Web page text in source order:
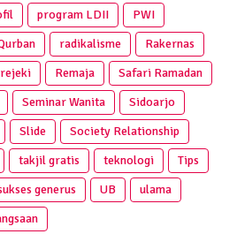
program LDII
PWI
radikalisme
Rakernas
rejeki Remaja
Safari Ramadan
Seminar Wanita
Sidoarjo
Slide
Society Relationship
takjil gratis teknologi
Tips
generus UB
ulama